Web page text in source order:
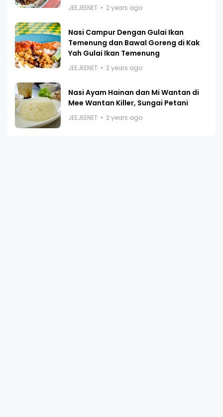
JEEJEENET 2 years ago
Nasi Campur Dengan Gulai Ikan
Temenung dan Bawal Goreng di Kak
Yah Gulai Ikan Temenung
JEEJEENET 2 years ago
Nasi Ayam Hainan dan Mi Wantan di
Mee Wantan Killer, Sungai Petani
JEEJEENET 2 years ago